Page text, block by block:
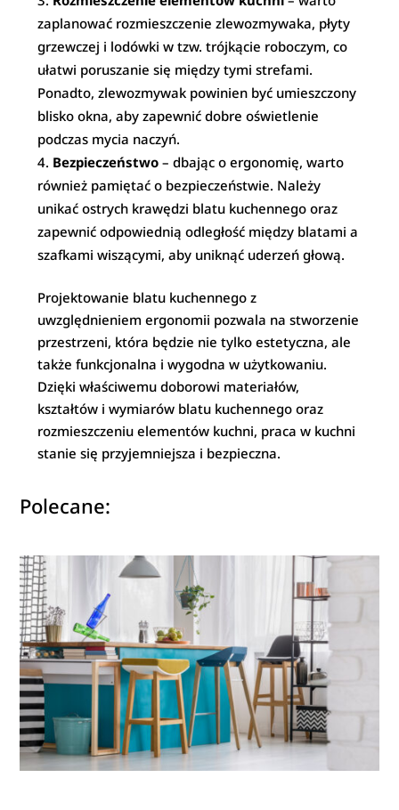
zaplanować rozmieszczenie zlewozmywaka, płyty
grzewczej i lodówki w tzw. trójkącie roboczym, co
ułatwi poruszanie się między tymi strefami.
Ponadto, zlewozmywak powinien być umieszczony
blisko okna, aby zapewnić dobre oświetlenie
podczas mycia naczyń.
Bezpieczeństwo – dbając o ergonomię, warto
również pamiętać o bezpieczeństwie. Należy
unikać ostrych krawędzi blatu kuchennego oraz
zapewnić odpowiednią odległość między blatami a
szafkami wiszącymi, aby uniknąć uderzeń głową.
Projektowanie blatu kuchennego z
uwzględnieniem ergonomii pozwala na stworzenie
przestrzeni, która będzie nie tylko estetyczna, ale
także funkcjonalna i wygodna w użytkowaniu.
Dzięki właściwemu doborowi materiałów,
kształtów i wymiarów blatu kuchennego oraz
rozmieszczeniu elementów kuchni, praca w kuchni
stanie się przyjemniejsza i bezpieczna.
Polecane: